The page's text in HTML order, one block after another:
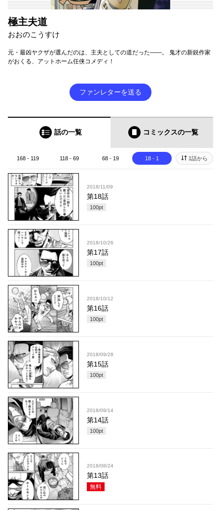
極主夫道
おおのこうすけ
元・最凶ヤクザが選んだのは、主夫としての道だった――。 鬼才の新鋭作家
がおくる、アットホーム任侠コメディ！
ファンレターを送る
話の一覧 コミックスの一覧
168 - 119 118 - 69 68 - 19 18 - 1 1話から
2018/11/09
第18話
100pt
2018/10/26
第17話
100pt
2018/10/12
第16話
100pt
2018/09/28
第15話
100pt
2018/09/14
第14話
100pt
2018/08/24
第13話
無料